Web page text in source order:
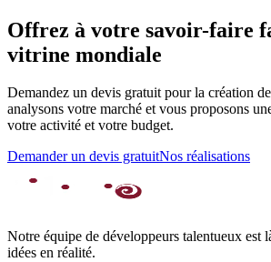
Offrez à votre savoir-faire
vitrine mondiale
Demandez un devis gratuit pour la création
analysons votre marché et vous proposons
votre activité et votre budget.
Demander un devis gratuitNos réalisations
Notre équipe de développeurs talentueux est
idées en réalité.